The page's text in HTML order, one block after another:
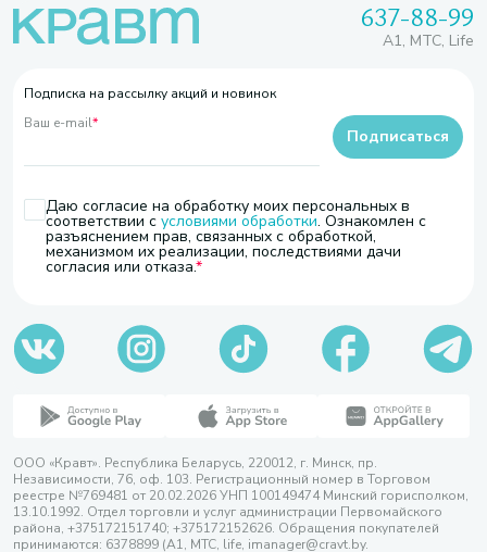
637-88-99
A1, МТС, Life
Подписка на рассылку акций и новинок
Ваш e-mail*
Даю согласие на обработку моих персональных в
соответствии с условиями обработки. Ознакомлен с
разъяснением прав, связанных с обработкой,
механизмом их реализации, последствиями дачи
согласия или отказа.
Подписаться
ООО «Кравт». Республика Беларусь, 220012, г. Минск, пр.
Независимости, 76, оф. 103. Регистрационный номер в Торговом
реестре №769481 от 20.02.2026 УНП 100149474 Минский горисполком,
13.10.1992. Отдел торговли и услуг администрации Первомайского
района, +375172151740; +375172152626. Обращения покупателей
принимаются: 6378899 (А1, МТС, life, imanager@cravt.by.